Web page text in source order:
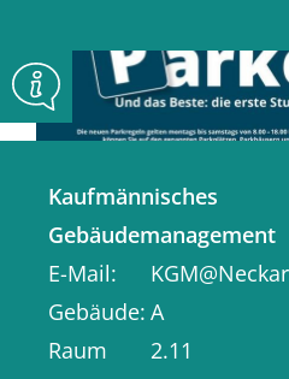
Seit dem 01. März
Kaufmännisches
Gebäudemanagement
E-Mail
Gebäude A
Raum
2.11